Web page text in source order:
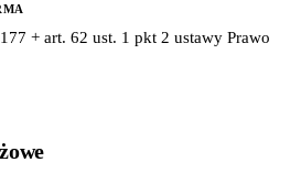
+ art. 62 ust. 1 pkt 2 ustawy Prawo